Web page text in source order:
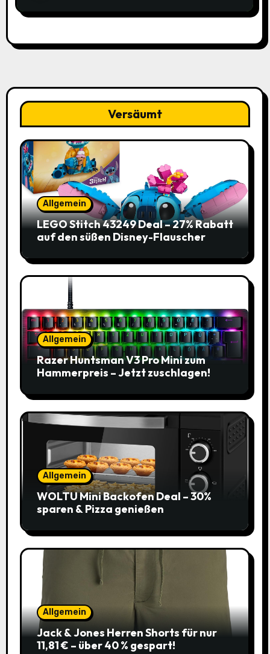
Versäumt
Allgemein
LEGO Stitch 43249 Deal – 27% Rabatt
auf den süßen Disney-Flauscher
Allgemein
Razer Huntsman V3 Pro Mini zum
Hammerpreis – Jetzt zuschlagen!
Allgemein
WOLTU Mini Backofen Deal – 30%
sparen & Pizza genießen
Allgemein
Jack & Jones Herren Shorts für nur
11,81 € – über 40 % gespart!